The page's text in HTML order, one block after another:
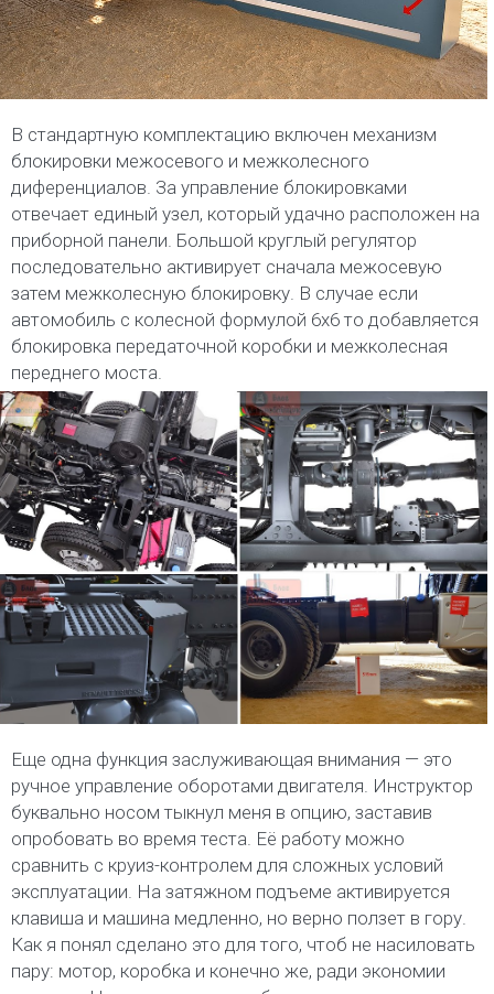
В стандартную комплектацию включен механизм
блокировки межосевого и межколесного
диференциалов. За управление блокировками
отвечает единый узел, который удачно расположен на
приборной панели. Большой круглый регулятор
последовательно активирует сначала межосевую
затем межколесную блокировку. В случае если
автомобиль с колесной формулой 6х6 то добавляется
блокировка передаточной коробки и межколесная
переднего моста.
Еще одна функция заслуживающая внимания — это
ручное управление оборотами двигателя. Инструктор
буквально носом тыкнул меня в опцию, заставив
опробовать во время теста. Её работу можно
сравнить с круиз-контролем для сложных условий
эксплуатации. На затяжном подъеме активируется
клавиша и машина медленно, но верно ползет в гору.
Как я понял сделано это для того, чтоб не насиловать
пару: мотор, коробка и конечно же, ради экономии